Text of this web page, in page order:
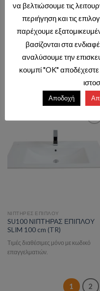
ΝΙΠΤΗΡΕΣ ΕΠΙΠΛΟΥ
SLIM 80 cm (TR)
Τιμές διαθέσιμες μόνο με κωδικό
Add to wishlist
ΝΙΠΤΗΡΕΣ ΕΠΙΠΛΟΥ
SU100 ΝΙΠΤΗΡΑΣ ΕΠΙΠΛΟΥ
SLIM 100 cm (TR)
Τιμές διαθέσιμες μόνο με κωδικό
επαγγελματιών.
1 2
να βελτιώσουμε τις
περιήγηση και τις
παρέχουμε
βασίζονται στα
αναλύσουμε την
κουμπί "OK"
Αποδοχή